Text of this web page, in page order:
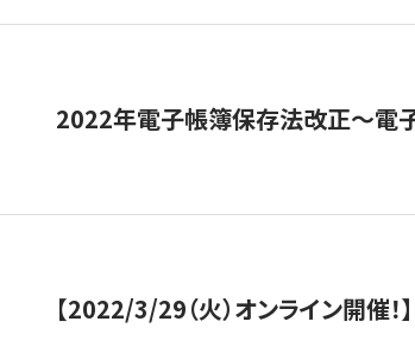
2022年電子帳簿保存法改正～電
【2022/3/29（火）オンライン開催